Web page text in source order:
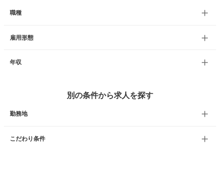
職種
雇用形態
年収
別の条件から求人を探す
勤務地
こだわり条件